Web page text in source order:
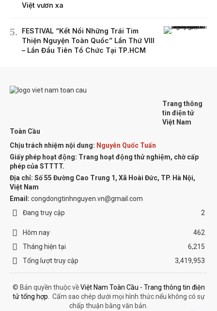
Việt vươn xa
FESTIVAL “Kết Nối Những Trái Tim
Thiện Nguyện Toàn Quốc” Lần Thứ VIII
– Lần Đầu Tiên Tổ Chức Tại TP.HCM
Trang thông
tin điện tử
Việt Nam
Toàn Cầu
Chịu trách nhiệm nội dung: Nguyễn Quốc Tuấn
Giấy phép hoạt động: Trang hoạt động thử nghiệm, chờ cấp
phép của STTTT.
Địa chỉ: Số 55 Đường Cao Trung 1, Xã Hoài Đức, TP. Hà Nội,
Việt Nam
Email: congdongtinhnguyen.vn@gmail.com
Đang truy cập
2
Hôm nay
462
Tháng hiện tại
6,215
Tổng lượt truy cập
3,419,953
© Bản quyền thuộc vềViệt Nam Toàn Cầu - Trang thông tin điện
tử tổng hợp
Cấm sao chép dưới mọi hình thức nếu không có sự
chấp thuận bằng văn bản.